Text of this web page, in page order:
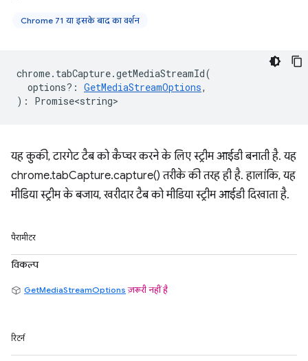
Chrome 71 या इसके बाद का वर्शन
chrome. tabCapture.getMediaStreamId(
options? : GetMediaStreamOptions,
) : Promise<string>
यह कुकी, टारगेट टैब को कैप्चर करने के लिए स्ट्रीम आईडी बनाती है. यह
chrome.tabCapture.capture() तरीके की तरह ही है. हालांकि, यह
मीडिया स्ट्रीम के बजाय, खरीदार टैब को मीडिया स्ट्रीम आईडी दिखाता है.
पैरामीटर
विकल्प
GetMediaStreamOptions ज़रूरी नहीं है
रिटर्न